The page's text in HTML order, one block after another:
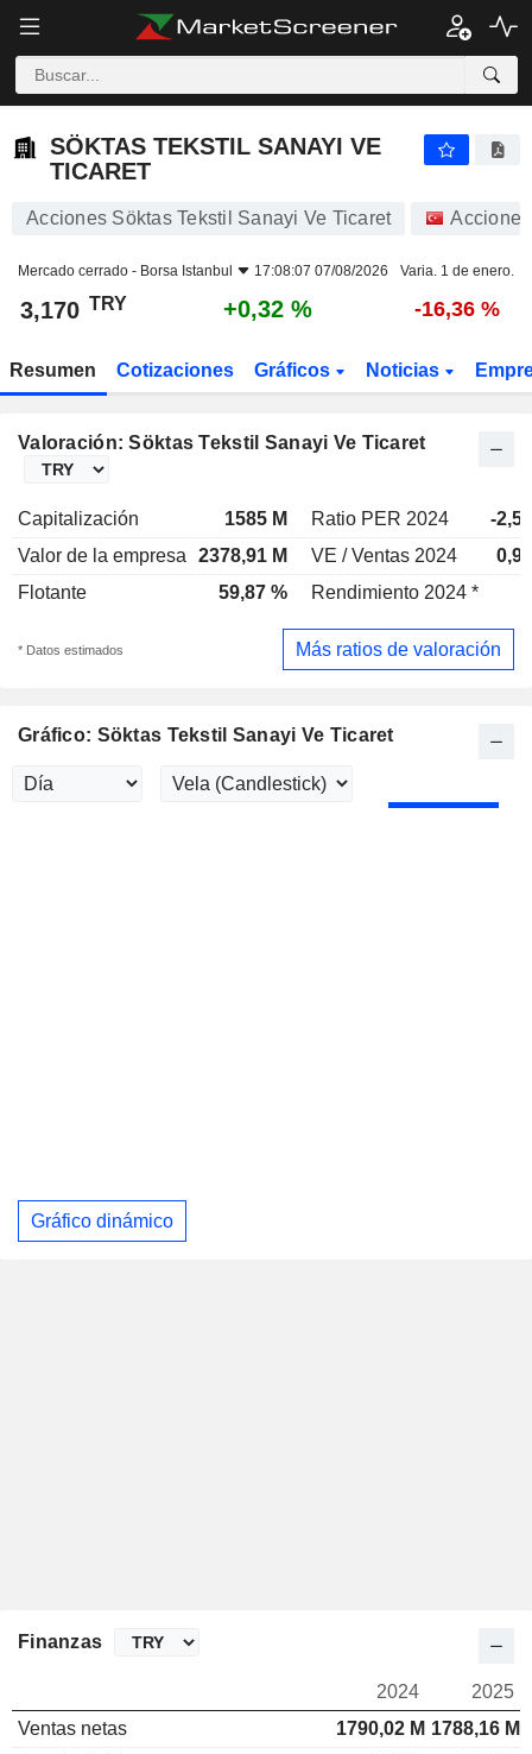
SÖKTAS TEKSTIL SANAYI VE
TICARET
Acciones Söktas Tekstil Sanayi Ve Ticaret Acciones
Mercado cerrado - Borsa Istanbul 17:08:07 07/08/2026 Varia. 1 de enero.
3,170 TRY +0,32 % -16,36 %
Resumen Cotizaciones Gráficos Noticias
Valoración: Söktas Tekstil Sanayi Ve Ticaret
Capitalización 1585 M Ratio PER 2024
-
Valor de la empresa
2378,91 M VE / Ventas 2024
Flotante
59,87 % Rendimiento 2024 *
* Datos estimados Más ratios de valoración
Gráfico: Söktas Tekstil Sanayi Ve Ticaret
Gráfico dinámico
Finanzas
2024
2025
Ventas netas
1790,02 M 1788,16 M